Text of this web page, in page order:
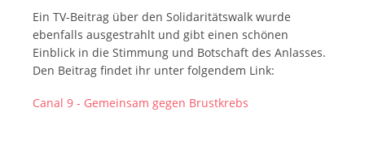
Ein TV-Beitrag über den Solidaritätswalk wurde
ebenfalls ausgestrahlt und gibt einen schönen
Einblick in die Stimmung und Botschaft des Anlasses.
Den Beitrag findet ihr unter folgendem Link:
Canal 9 - Gemeinsam gegen Brustkrebs